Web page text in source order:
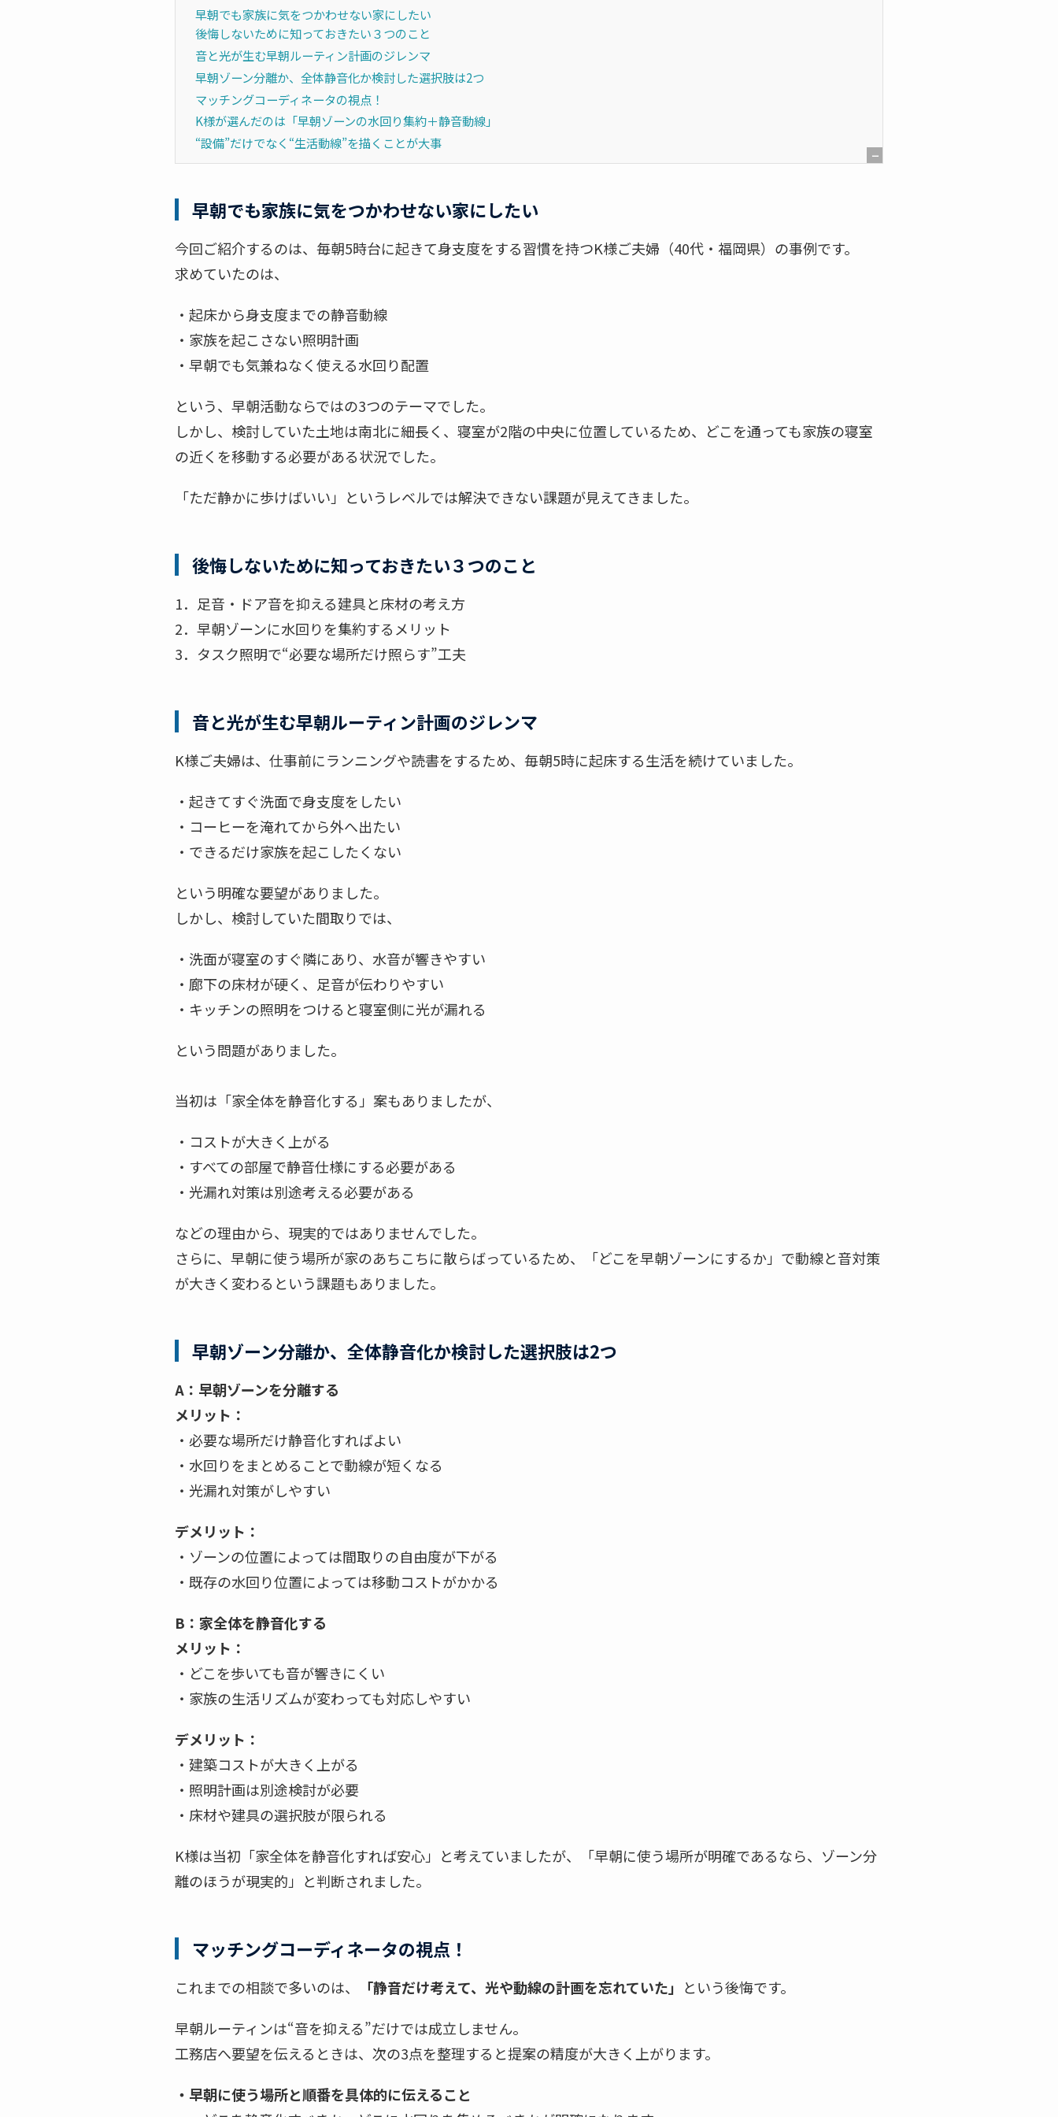
[
早朝でも家族に気をつかわせない家にしたい
後悔しないために知っておきたい３つのこと
音と光が生む早朝ルーティン計画のジレンマ
早朝ゾーン分離か、全体静音化か検討した選択肢は2つ
マッチングコーディネータの視点！
K様が選んだのは「早朝ゾーンの水回り集約＋静音動線」
“設備”だけでなく“生活動線”を描くことが大事
早朝でも家族に気をつかわせない家にしたい
今回ご紹介するのは、毎朝5時台に起きて身支度をする習慣を持つK様ご夫婦（40代・福岡県）の事例です。
求めていたのは、
・起床から身支度までの静音動線
・家族を起こさない照明計画
・早朝でも気兼ねなく使える水回り配置
という、早朝活動ならではの3つのテーマでした。
しかし、検討していた土地は南北に細長く、寝室が2階の中央に位置しているため、どこを通っても家族の寝室
の近くを移動する必要がある状況でした。
「ただ静かに歩けばいい」というレベルでは解決できない課題が見えてきました。
後悔しないために知っておきたい３つのこと
1．足音・ドア音を抑える建具と床材の考え方
2．早朝ゾーンに水回りを集約するメリット
3．タスク照明で“必要な場所だけ照らす”工夫
音と光が生む早朝ルーティン計画のジレンマ
K様ご夫婦は、仕事前にランニングや読書をするため、毎朝5時に起床する生活を続けていました。
・起きてすぐ洗面で身支度をしたい
・コーヒーを淹れてから外へ出たい
・できるだけ家族を起こしたくない
という明確な要望がありました。
しかし、検討していた間取りでは、
・洗面が寝室のすぐ隣にあり、水音が響きやすい
・廊下の床材が硬く、足音が伝わりやすい
・キッチンの照明をつけると寝室側に光が漏れる
という問題がありました。
当初は「家全体を静音化する」案もありましたが、
・コストが大きく上がる
・すべての部屋で静音仕様にする必要がある
・光漏れ対策は別途考える必要がある
などの理由から、現実的ではありませんでした。
さらに、早朝に使う場所が家のあちこちに散らばっているため、「どこを早朝ゾーンにするか」で動線と音対策
が大きく変わるという課題もありました。
早朝ゾーン分離か、全体静音化か検討した選択肢は2つ
A：早朝ゾーンを分離する
メリット：
・必要な場所だけ静音化すればよい
・水回りをまとめることで動線が短くなる
・光漏れ対策がしやすい
デメリット：
・ゾーンの位置によっては間取りの自由度が下がる
・既存の水回り位置によっては移動コストがかかる
B：家全体を静音化する
メリット：
・どこを歩いても音が響きにくい
・家族の生活リズムが変わっても対応しやすい
デメリット：
・建築コストが大きく上がる
・照明計画は別途検討が必要
・床材や建具の選択肢が限られる
K様は当初「家全体を静音化すれば安心」と考えていましたが、「早朝に使う場所が明確であるなら、ゾーン分
離のほうが現実的」と判断されました。
マッチングコーディネータの視点！
これまでの相談で多いのは、 「静音だけ考えて、光や動線の計画を忘れていた」 という後悔です。
早朝ルーティンは“音を抑える”だけでは成立しません。
工務店へ要望を伝えるときは、次の3点を整理すると提案の精度が大きく上がります。
・早朝に使う場所と順番を具体的に伝えること